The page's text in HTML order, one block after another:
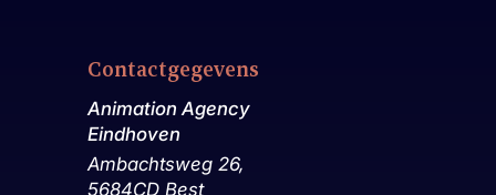
Contactgegevens
Animation Agency
Eindhoven
Ambachtsweg 26,
5684CD Best